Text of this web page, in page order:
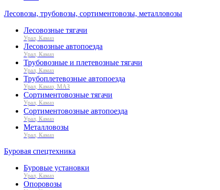
Лесовозы, трубовозы, сортиментовозы, металловозы
Лесовозные тягачи
Урал, Камаз
Лесовозные автопоезда
Урал, Камаз
Трубовозные и плетевозные тягачи
Урал, Камаз
Трубоплетевозные автопоезда
Урал, Камаз, МАЗ
Сортиментовозные тягачи
Урал, Камаз
Сортиментовозные автопоезда
Урал, Камаз
Металловозы
Урал, Камаз
Буровая спецтехника
Буровые установки
Урал, Камаз
Опоровозы